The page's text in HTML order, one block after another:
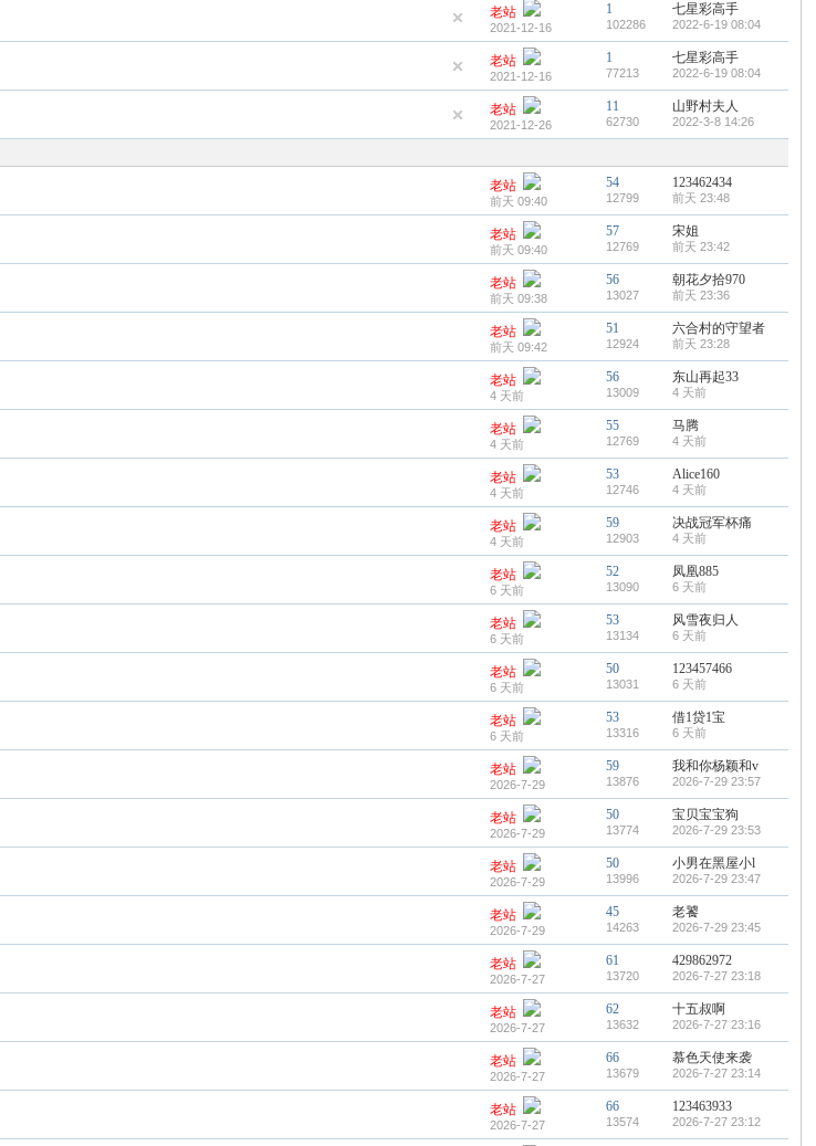
老站
2021-12-16
1
102286
七星彩高手
2022-6-19 08:04
老站
2021-12-16
1
77213
七星彩高手
2022-6-19 08:04
老站
2021-12-26
11
62730
山野村夫人
2022-3-8 14:26
老站
前天 09:40
54
12799
123462434
前天 23:48
老站
前天 09:40
57
12769
宋姐
前天 23:42
老站
前天 09:38
56
13027
朝花夕拾970
前天 23:36
老站
前天 09:42
51
12924
六合村的守望者
前天 23:28
老站
4 天前
56
13009
东山再起33
4 天前
老站
4 天前
55
12769
马腾
4 天前
老站
4 天前
53
12746
Alice160
4 天前
老站
4 天前
59
12903
决战冠军杯痛
4 天前
老站
6 天前
52
13090
凤凰885
6 天前
老站
6 天前
53
13134
风雪夜归人
6 天前
老站
6 天前
50
13031
123457466
6 天前
老站
6 天前
53
13316
借1贷1宝
6 天前
老站
2026-7-29
59
13876
我和你杨颖和v
2026-7-29 23:57
老站
2026-7-29
50
13774
宝贝宝宝狗
2026-7-29 23:53
老站
2026-7-29
50
13996
小男在黑屋小l
2026-7-29 23:47
老站
2026-7-29
45
14263
老饕
2026-7-29 23:45
老站
2026-7-27
61
13720
429862972
2026-7-27 23:18
老站
2026-7-27
62
13632
十五叔啊
2026-7-27 23:16
老站
2026-7-27
66
13679
慕色天使来袭
2026-7-27 23:14
老站
2026-7-27
66
13574
123463933
2026-7-27 23:12